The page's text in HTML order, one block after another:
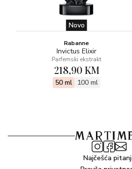
Novo
Rabanne
Invictus Elixir
Parfemski ekstrakt
218,90 KM
50 ml 100 ml
Najčešća